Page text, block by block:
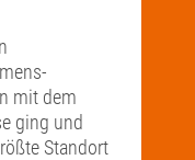
mit dem
ging und
Standort